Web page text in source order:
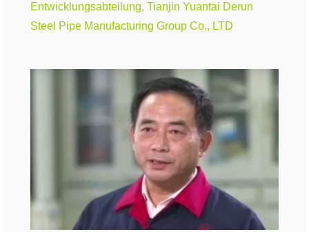
Entwicklungsabteilung, Tianjin Yuantai Derun
Steel Pipe Manufacturing Group Co., LTD